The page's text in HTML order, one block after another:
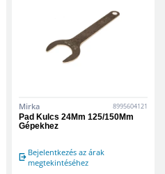
Mirka 8995604121
Pad Kulcs 24Mm 125/150Mm
Gépekhez
Bejelentkezés az árak
megtekintéséhez